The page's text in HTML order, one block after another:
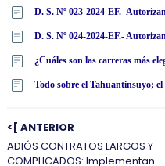
¿Cuáles son las carreras más
<[ ANTERIOR
ADIÓS CONTRATOS LARGOS Y
COMPLICADOS: Implementan